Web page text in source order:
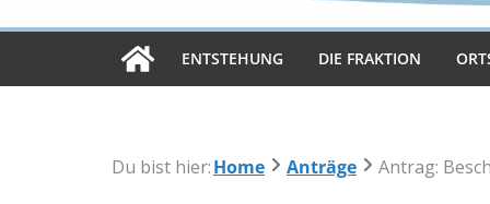
ENT­STE­HUNG DIE FRAK­TION
Du bist hier:Home Anträge Antrag: